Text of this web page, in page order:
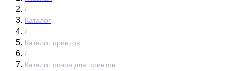
/
Каталог
/
Каталог принтов
/
Каталог основ для принтов